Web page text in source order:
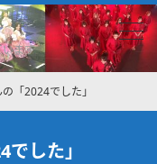
ます
「2024でした」
した」